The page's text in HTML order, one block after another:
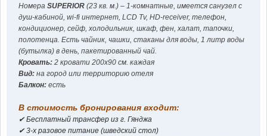
Консультация врача
Когда ехать?
Статьи
Отдых в Азербайджане на
море
Контакт
Номера SUPERIOR (23 кв. м.) – 1-комнатные, имеется санузел с
душ-кабиной, wi-fi интернет, LCD Tv, HD-receiver, телефон,
кондиционер, сейф, холодильник, шкаф, фен, халат, тапочки,
полотенца. Есть чайник, чашки, стаканы для воды, 1 литр воды
(бутылка) в день, пакетированный чай.
Кровать: 2 кровати 200x90 см. каждая
Вид: на город или территорию отеля
Балкон: есть
В стоимость бронирования входит:
✔ Бесплатный трансфер из г. Гянджа
✔ 3-х разовое питание (шведский стол)